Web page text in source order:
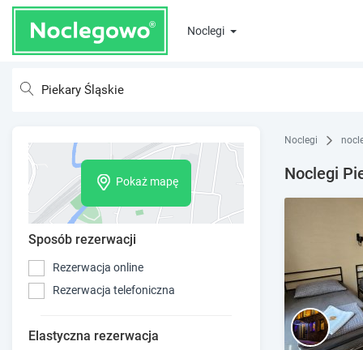
Noclegi
Pokaż mapę
Sposób rezerwacji
Rezerwacja online
Rezerwacja telefoniczna
Elastyczna rezerwacja
Noclegi
Noclegi